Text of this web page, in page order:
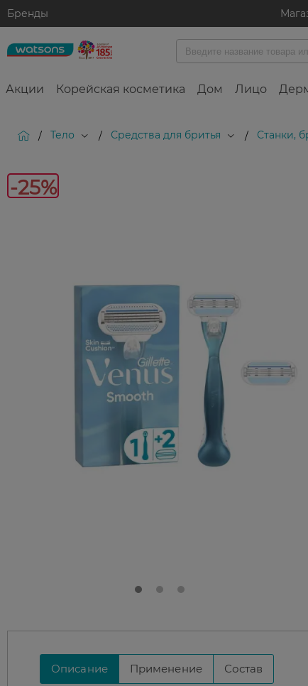
Бренды
Акции Корейская косметика Дом Лицо
/ Тело / Средства для бритья / Станки,
-25%
Описание Применение Состав